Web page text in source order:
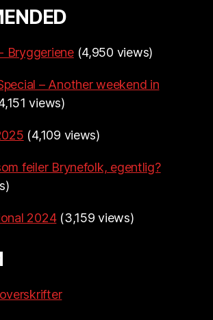
Bryggeriene (4,950 views)
– Another weekend in
views)
(4,109 views)
feiler Brynefolk, egentlig?
2024 (3,159 views)